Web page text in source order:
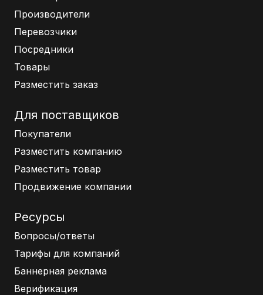
Производители
Перевозчики
Посредники
Товары
Разместить заказ
Для поставщиков
Покупатели
Разместить компанию
Разместить товар
Продвижение компании
Ресурсы
Вопросы/ответы
Тарифы для компаний
Баннерная реклама
Верификация